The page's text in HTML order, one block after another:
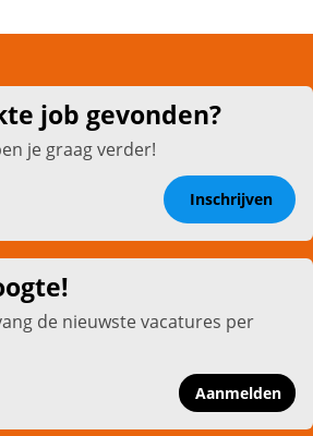
job gevonden?
je graag verder!
Inschrijven
de nieuwste vacatures per
Aanmelden